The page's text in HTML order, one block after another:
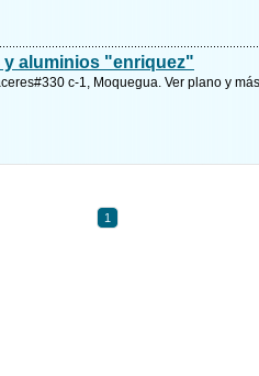
aluminios "enriquez"
c-1, Moquegua. Ver plano y
1